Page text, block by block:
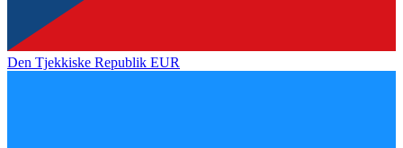
Den Tjekkiske Republik EUR